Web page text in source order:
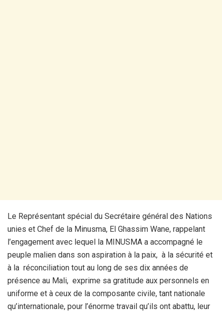
Le Représentant spécial du Secrétaire général des Nations
unies et Chef de la Minusma, El Ghassim Wane, rappelant
l’engagement avec lequel la MINUSMA a accompagné le
peuple malien dans son aspiration à la paix, à la sécurité et
à la réconciliation tout au long de ses dix années de
présence au Mali, exprime sa gratitude aux personnels en
uniforme et à ceux de la composante civile, tant nationale
qu’internationale, pour l’énorme travail qu’ils ont abattu, leur